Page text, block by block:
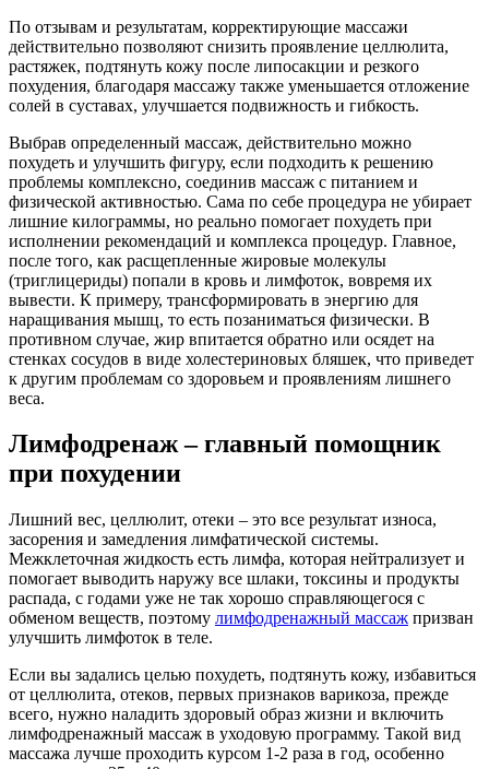
По отзывам и результатам, корректирующие массажи
действительно позволяют снизить проявление целлюлита,
растяжек, подтянуть кожу после липосакции и резкого
похудения, благодаря массажу также уменьшается отложение
солей в суставах, улучшается подвижность и гибкость.
Выбрав определенный массаж, действительно можно
похудеть и улучшить фигуру, если подходить к решению
проблемы комплексно, соединив массаж с питанием и
физической активностью. Сама по себе процедура не убирает
лишние килограммы, но реально помогает похудеть при
исполнении рекомендаций и комплекса процедур. Главное,
после того, как расщепленные жировые молекулы
(триглицериды) попали в кровь и лимфоток, вовремя их
вывести. К примеру, трансформировать в энергию для
наращивания мышц, то есть позаниматься физически. В
противном случае, жир впитается обратно или осядет на
стенках сосудов в виде холестериновых бляшек, что приведет
к другим проблемам со здоровьем и проявлениям лишнего
веса.
Лимфодренаж – главный помощник
при похудении
Лишний вес, целлюлит, отеки – это все результат износа,
засорения и замедления лимфатической системы.
Межклеточная жидкость есть лимфа, которая нейтрализует и
помогает выводить наружу все шлаки, токсины и продукты
распада, с годами уже не так хорошо справляющегося с
обменом веществ, поэтому лимфодренажный массаж призван
улучшить лимфоток в теле.
Если вы задались целью похудеть, подтянуть кожу, избавиться
от целлюлита, отеков, первых признаков варикоза, прежде
всего, нужно наладить здоровый образ жизни и включить
лимфодренажный массаж в уходовую программу. Такой вид
массажа лучше проходить курсом 1-2 раза в год, особенно